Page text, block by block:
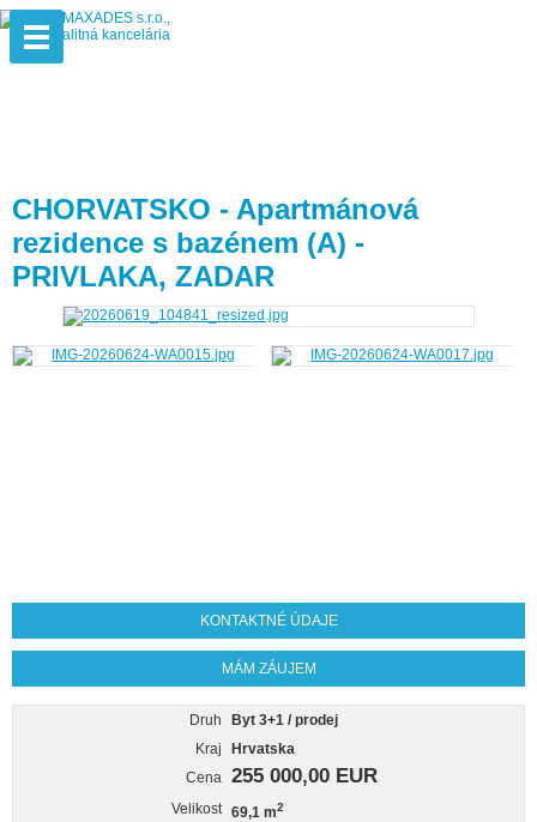
CHORVATSKO - Apartmánová
rezidence s bazénem (A) -
PRIVLAKA, ZADAR
KONTAKTNÉ ÚDAJE
MÁM ZÁUJEM
Druh
Byt 3+1 / prodej
Kraj
Hrvatska
Cena 255 000,00 EUR
Velikost 69,1 m2